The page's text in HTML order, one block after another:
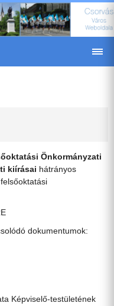
Önkormányzati
kiírásai hátrányos
dokumentumok:
Képviselő-testületének